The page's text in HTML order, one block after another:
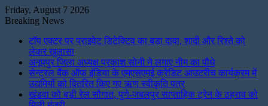
Friday, August 7 2026
Breaking News
टॉप एक्टर पर प्राइवेट डिटेक्टिव का बड़ा दावा, शादी और रिश्ते को
लेकर खुलासा
अनूपपुर जिला अध्यक्ष प्रकाश सोनी ने लगाए नीम का पौधे
सेन्ट्रल बैंक ऑफ इंडिया के एमएसएमई क्रेडिट आउटरीच कार्यक्रम में
उद्यमियों को वितरित किए गए ऋण स्वीकृति पत्र
खंडवा को बड़ी रेल सौगात, पुणे-जबलपुर साप्ताहिक ट्रेन के ठहराव को